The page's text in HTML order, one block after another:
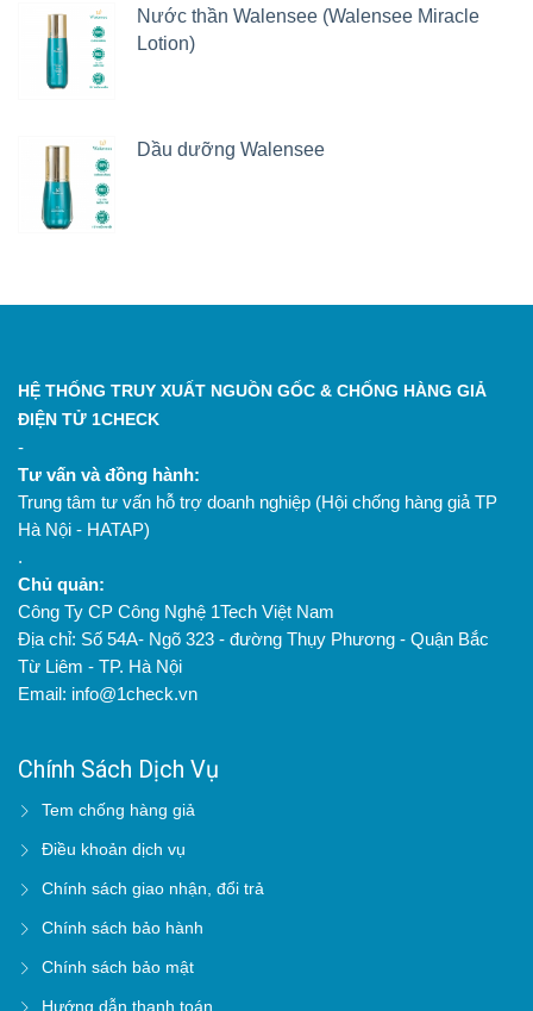
Nước thần Walensee (Walensee Miracle
Lotion)
Dầu dưỡng Walensee
HỆ THỐNG TRUY XUẤT NGUỒN GỐC & CHỐNG HÀNG GIẢ
ĐIỆN TỬ 1CHECK
-
Tư vấn và đồng hành:
Trung tâm tư vấn hỗ trợ doanh nghiệp (Hội chống hàng giả TP
Hà Nội - HATAP)
.
Chủ quản:
Công Ty CP Công Nghệ 1Tech Việt Nam
Địa chỉ: Số 54A- Ngõ 323 - đường Thụy Phương - Quận Bắc
Từ Liêm - TP. Hà Nội
Email: info@1check.vn
Chính Sách Dịch Vụ
Tem chống hàng giả
Điều khoản dịch vụ
Chính sách giao nhận, đổi trả
Chính sách bảo hành
Chính sách bảo mật
Hướng dẫn thanh toán